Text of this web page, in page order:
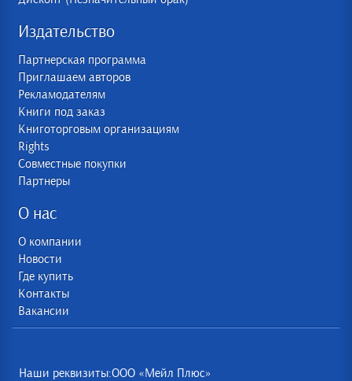
Издательство
Партнерская программа
Приглашаем авторов
Рекламодателям
Книги под заказ
Книготорговым организациям
Rights
Совместные покупки
Партнеры
О нас
О компании
Новости
Где купить
Контакты
Вакансии
Наши реквизиты:ООО «Мейл Плюс»